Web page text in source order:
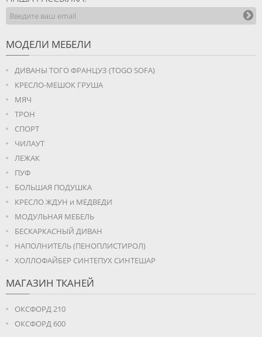
МОДЕЛИ МЕБЕЛИ
ДИВАНЫ ТОГО ФРАНЦУЗ (TOGO SOFA)
КРЕСЛО-МЕШОК ГРУША
МЯЧ
ТРОН
СПОРТ
ЧИЛАУТ
ЛЕЖАК
ПУФ
БОЛЬШАЯ ПОДУШКА
КРЕСЛО ЖДУН и МЕДВЕДИ
МОДУЛЬНАЯ МЕБЕЛЬ
БЕСКАРКАСНЫЙ ДИВАН
НАПОЛНИТЕЛЬ (ПЕНОПЛИСТИРОЛ)
ХОЛЛОФАЙБЕР СИНТЕПУХ СИНТЕШАР
МАГАЗИН ТКАНЕЙ
ОКСФОРД 210
ОКСФОРД 600